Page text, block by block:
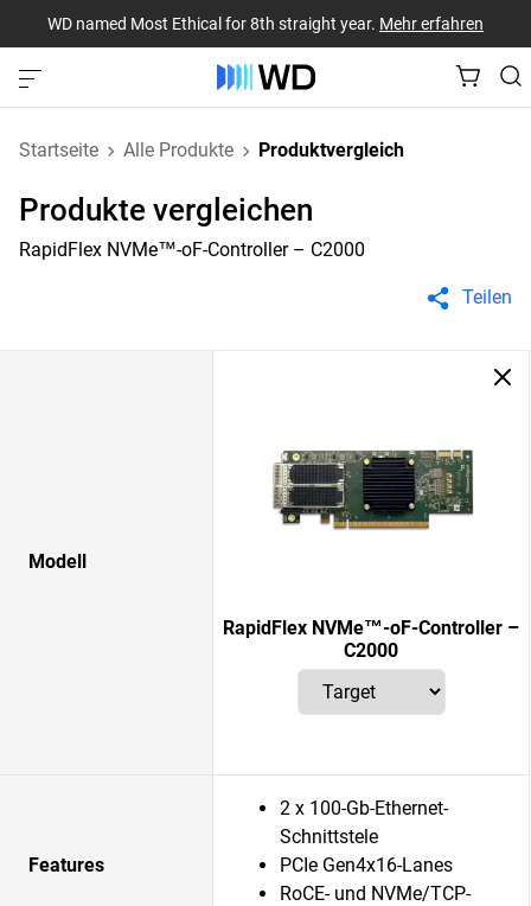
WD named Most Ethical for 8th straight year. Mehr erfahren
Startseite Alle Produkte Produktvergleich
Produkte vergleichen
RapidFlex NVMe™-oF-Controller – C2000
Teilen
Modell
RapidFlex NVMe™-oF-Controller –
C2000
Features
2 x 100-Gb-Ethernet-
Schnittstele
PCIe Gen4x16-Lanes
RoCE- und NVMe/TCP-